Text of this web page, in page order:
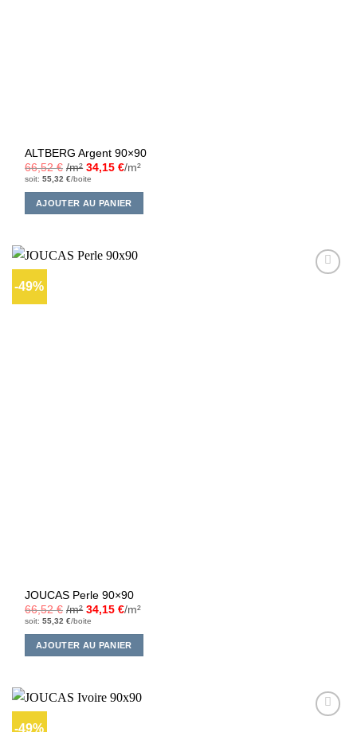
ALTBERG Argent 90×90
66,52€ /m² 34,15€/m²
soit:55,32€/boite
AJOUTER AU PANIER
-49%
JOUCAS Perle 90×90
66,52€ /m² 34,15€/m²
soit:55,32€/boite
AJOUTER AU PANIER
-49%